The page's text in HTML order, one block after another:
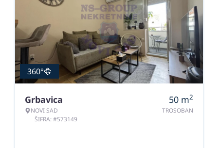
360°
Grbavica
NOVI SAD
ŠIFRA: #573149
50 m2
TROSOBAN